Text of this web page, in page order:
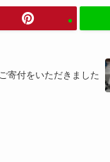
ご寄付をいただきました